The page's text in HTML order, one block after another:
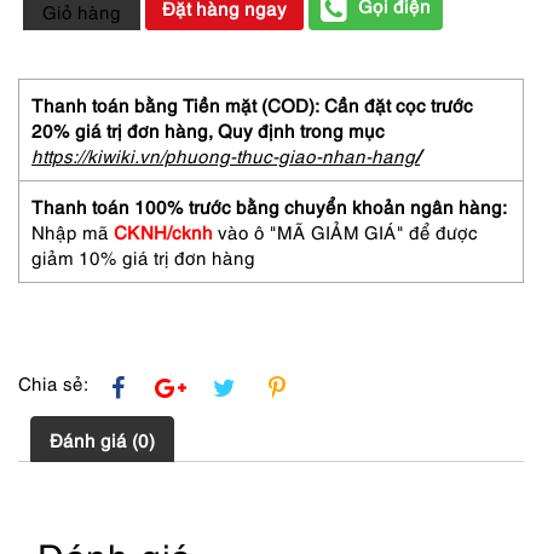
Gọng
nữ/nam-
Khá
mới-
GENNZS
GZ13
Japan
eyeglasses
frame
số
Giỏ hàng Đặt hàng ngay Gọi điện
Thanh toán bằng Tiền mặt (COD): Cần đặt cọc trước
20% giá trị đơn hàng, Quy định trong mục
https://kiwiki.vn/phuong-thuc-giao-nhan-hang/
Thanh toán 100% trước bằng chuyển khoản ngân hàng:
Nhập mã CKNH/cknh vào ô "MÃ GIẢM GIÁ" để được
giảm 10% giá trị đơn hàng
Chia sẻ:
Đánh giá (0)